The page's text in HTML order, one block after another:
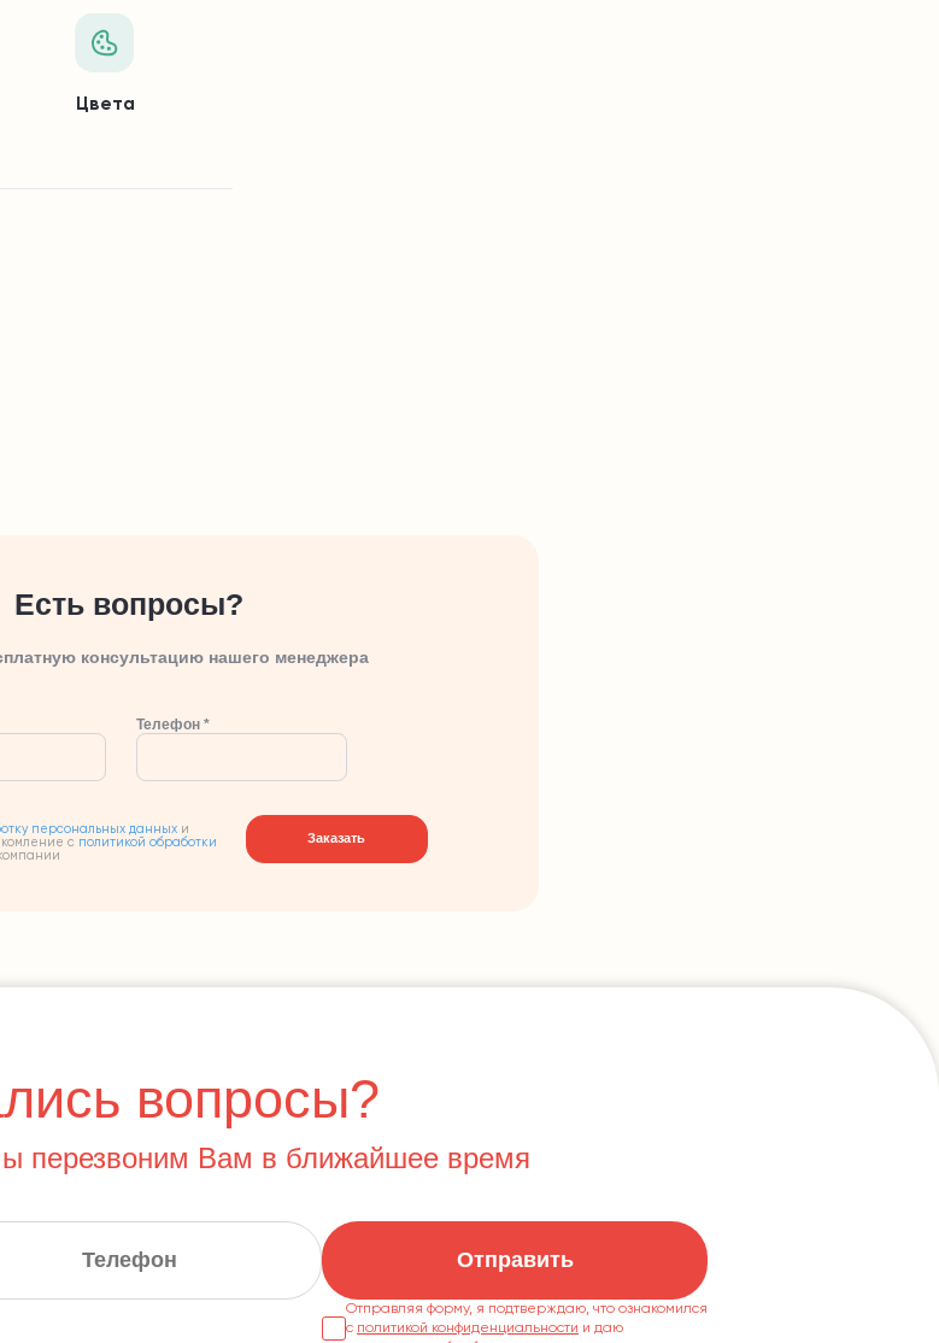
Цвета
Есть вопросы?
консультацию нашего менеджера
Телефон *
персональных данных и
с политикой обработки
Заказать
вопросы?
перезвоним Вам в ближайшее время
Отправить
Отправляя форму, я подтверждаю, что ознакомился
с политикой конфиденциальности